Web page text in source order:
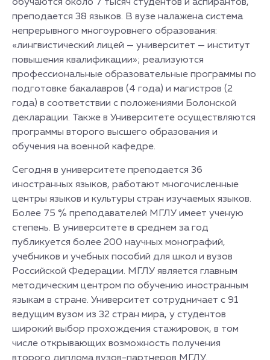
обучаются около 7 тысяч студентов и аспирантов,
преподается 38 языков. В вузе налажена система
непрерывного многоуровнего образования:
«лингвистический лицей — университет — институт
повышения квалификации»; реализуются
профессиональные образовательные программы по
подготовке бакалавров (4 года) и магистров (2
года) в соответствии с положениями Болонской
декларации. Также в Университете осуществляются
программы второго высшего образования и
обучения на военной кафедре.
Сегодня в университете преподается 36
иностранных языков, работают многочисленные
центры языков и культуры стран изучаемых языков.
Более 75 % преподавателей МГЛУ имеет ученую
степень. В университете в среднем за год
публикуется более 200 научных монографий,
учебников и учебных пособий для школ и вузов
Российской Федерации. МГЛУ является главным
методическим центром по обучению иностранным
языкам в стране. Университет сотрудничает с 91
ведущим вузом из 32 стран мира, у студентов
широкий выбор прохождения стажировок, в том
числе открывающих возможность получения